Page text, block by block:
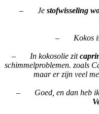
– Je stofwisseling
– Kokos is
– In kokosolie zit
schimmelproblemen. zoals
maar er zijn veel
– Goed, en dan heb ik